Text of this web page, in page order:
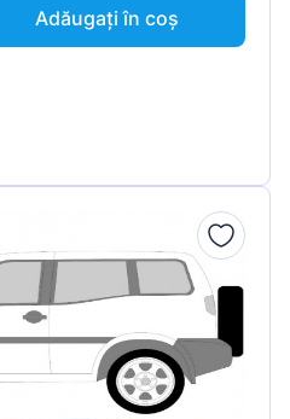
Adăugați în coș